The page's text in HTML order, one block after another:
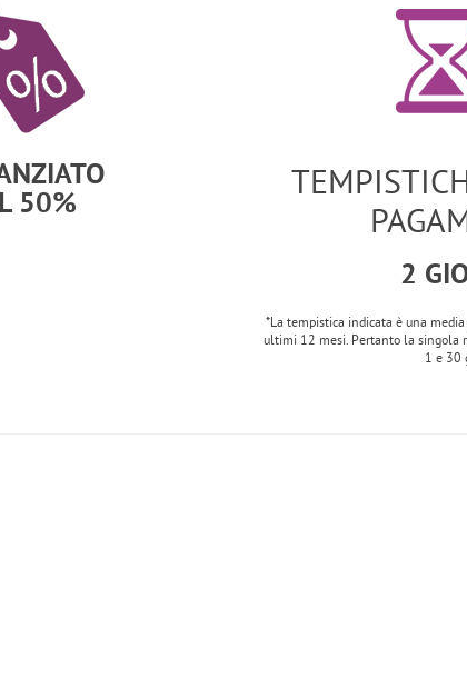
50%
2
*La tempistica indicata è una
ultimi 12 mesi. Pertanto la singola
1 e 30